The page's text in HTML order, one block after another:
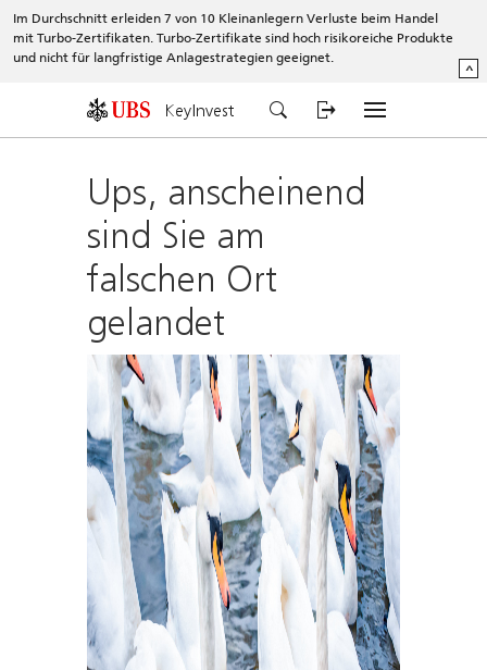
Im Durchschnitt erleiden 7 von 10 Kleinanlegern Verluste beim Handel
mit Turbo-Zertifikaten. Turbo-Zertifikate sind hoch risikoreiche Produkte
und nicht für langfristige Anlagestrategien geeignet.
^
KeyInvest
Ups, anscheinend
sind Sie am
falschen Ort
gelandet